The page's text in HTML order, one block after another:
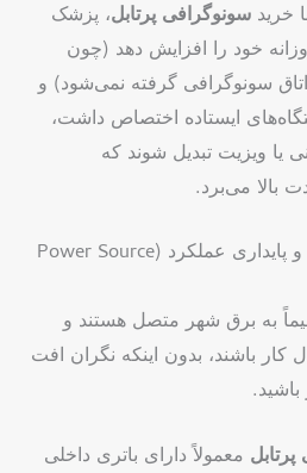
خریدسونوگرافی پرتابل، پزشک
خود را افزایش دهد (چون
سونوگرافی گرفته نمی‌شود) و
ایستاده اختصاص داشت،
یا ویزیت تبدیل شوند که
بالا می‌برد.
۴. مقایسه در منبع انرژی و پایداری عملکرد (Power Source
به برق شهر متصل هستند و
در حال کار باشند، بدون اینکه نگران افت
معمولاً دارای باتری داخلی